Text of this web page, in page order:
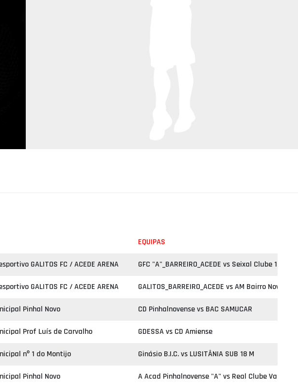
EQUIPAS
GALITOS FC / ACEDE ARENA GFC "A"_BARREIRO_ACEDE vs Seixal Clube 1925
GALITOS FC / ACEDE ARENA GALITOS_BARREIRO_ACEDE vs AM Bairro Novo
Pinhal Novo CD Pinhalnovense vs BAC SAMUCAR
Prof Luís de Carvalho GDESSA vs CD Amiense
nº 1 do Montijo Ginásio B.I.C. vs LUSITÂNIA SUB 18 M
Pinhal Novo A Acad Pinhalnovense "A" vs Real Clube Vale